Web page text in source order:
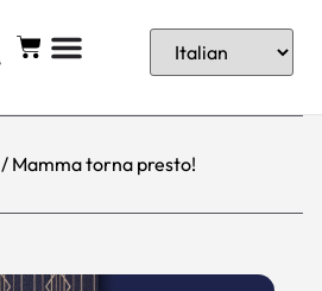
/ Mamma torna presto!